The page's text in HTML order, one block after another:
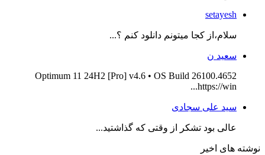
setayesh
سلام،از کجا میتونم دانلود کنم ؟...
سعید ن
Optimum 11 24H2 [Pro] v4.6 • OS Build 26100.4652
https://win...
سید علی سجادی
عالی بود تشکر از وقتی که گذاشتید...
نوشته های اخیر